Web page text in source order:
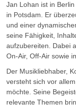
Jan Lohan ist in
in Potsdam. Er
und einer
seine Fähigkeit,
aufzubereiten. Dabei
On-Air, Off-Air sowie
Der Musikliebhaber,
versteht sich vor
möchte. Seine
relevante Themen